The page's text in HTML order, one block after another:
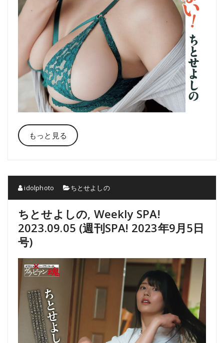
もっと見る
idolphoto ちとせよしの
ちとせよしの, Weekly SPA!
2023.09.05 (週刊SPA! 2023年9月5日
号)